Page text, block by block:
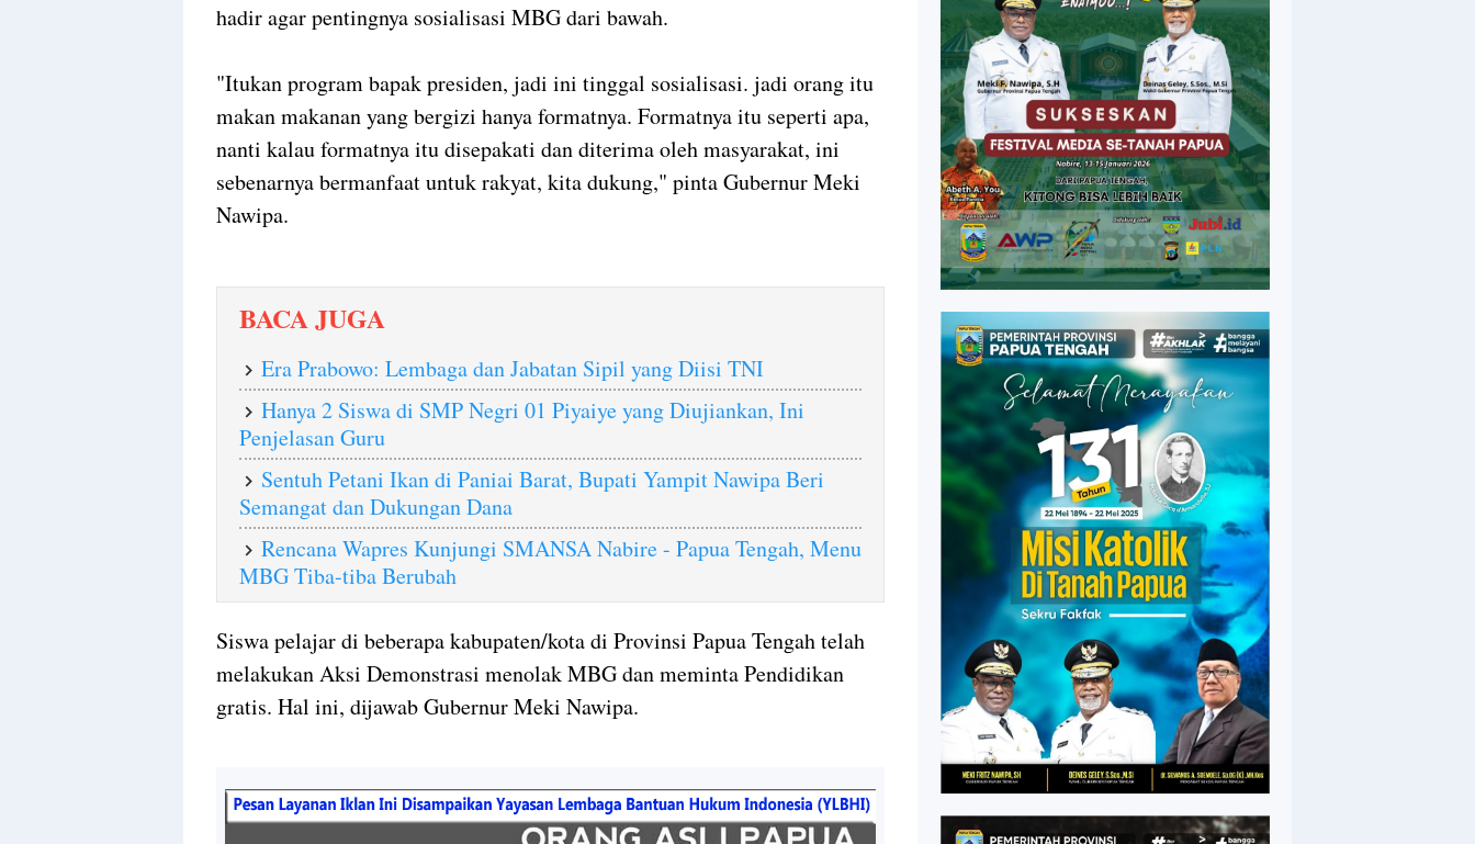
hadir agar pentingnya sosialisasi MBG dari bawah.
"Itukan program bapak presiden, jadi ini tinggal sosialisasi. jadi orang itu
makan makanan yang bergizi hanya formatnya. Formatnya itu seperti apa,
nanti kalau formatnya itu disepakati dan diterima oleh masyarakat, ini
sebenarnya bermanfaat untuk rakyat, kita dukung," pinta Gubernur Meki
Nawipa.
BACA JUGA
Era Prabowo: Lembaga dan Jabatan Sipil yang Diisi TNI
Hanya 2 Siswa di SMP Negri 01 Piyaiye yang Diujiankan, Ini
Penjelasan Guru
Sentuh Petani Ikan di Paniai Barat, Bupati Yampit Nawipa Beri
Semangat dan Dukungan Dana
Rencana Wapres Kunjungi SMANSA Nabire - Papua Tengah, Menu
MBG Tiba-tiba Berubah
Siswa pelajar di beberapa kabupaten/kota di Provinsi Papua Tengah telah
melakukan Aksi Demonstrasi menolak MBG dan meminta Pendidikan
gratis. Hal ini, dijawab Gubernur Meki Nawipa.